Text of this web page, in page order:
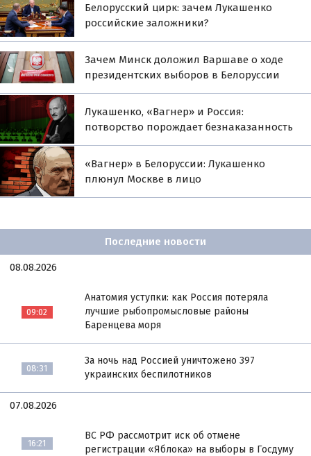
Белорусский цирк: зачем Лукашенко
российские заложники?
Зачем Минск доложил Варшаве о ходе
президентских выборов в Белоруссии
Лукашенко, «Вагнер» и Россия:
потворство порождает безнаказанность
«Вагнер» в Белоруссии: Лукашенко
плюнул Москве в лицо
Последние новости
08.08.2026
09:02
Анатомия уступки: как Россия потеряла
лучшие рыбопромысловые районы
Баренцева моря
08:31
За ночь над Россией уничтожено 397
украинских беспилотников
07.08.2026
16:21
ВС РФ рассмотрит иск об отмене
регистрации «Яблока» на выборы в Госдуму